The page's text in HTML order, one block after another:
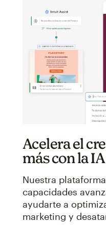
Acelera el
más con la IA
Nuestra
capacidades
ayudarte a
marketing y